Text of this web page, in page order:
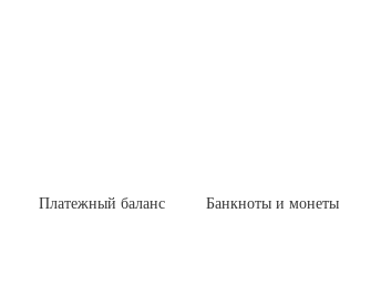
Платежный баланс Банкноты и монеты